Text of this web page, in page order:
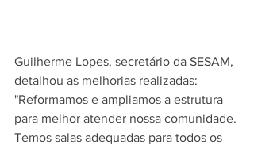
Guilherme Lopes, secretário da SESAM,
detalhou as melhorias realizadas:
"Reformamos e ampliamos a estrutura
para melhor atender nossa comunidade.
Temos salas adequadas para todos os